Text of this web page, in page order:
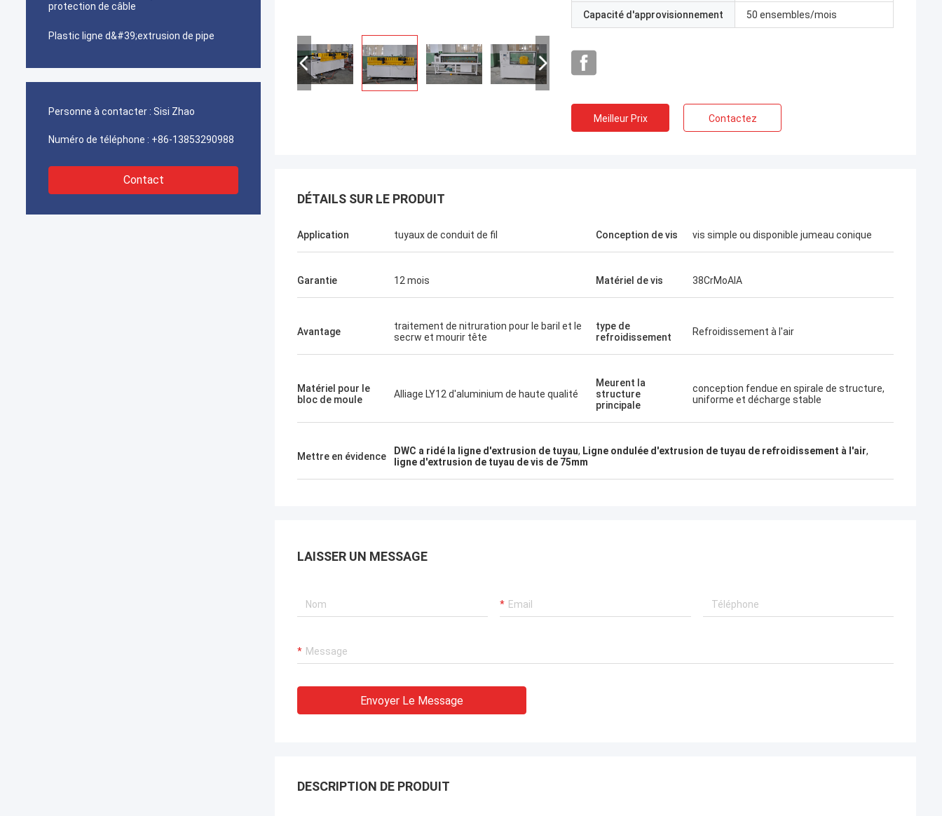
protection de câble
Plastic ligne d&#39;extrusion de pipe
Personne à contacter : Sisi Zhao
Numéro de téléphone : +86-13853290988
Contact
Capacité d'approvisionnement 50 ensembles/mois
Meilleur Prix Contactez
DÉTAILS SUR LE PRODUIT
Application tuyaux de conduit de fil Conception de vis vis simple ou disponible jumeau conique
Garantie 12 mois Matériel de vis 38CrMoAlA
Avantage
traitement de nitruration pour le baril et le
secrw et mourir tête
type de
refroidissement
Refroidissement à l'air
Matériel pour le
bloc de moule
Alliage LY12 d'aluminium de haute qualité
Meurent la
structure
principale
conception fendue en spirale de structure,
uniforme et décharge stable
Mettre en évidence DWC a ridé la ligne d'extrusion de tuyau, Ligne ondulée d'extrusion de tuyau de refroidissement à l'air,
ligne d'extrusion de tuyau de vis de 75mm
LAISSER UN MESSAGE
Envoyer Le Message
DESCRIPTION DE PRODUIT